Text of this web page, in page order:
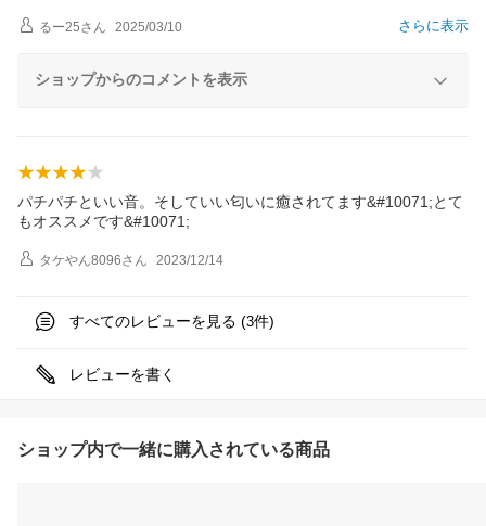
さらに表示
るー25さん 2025/03/10
ショップからのコメントを表示
パチパチといい音。そしていい匂いに癒されてます&#10071;とて
もオススメです&#10071;
タケやん8096さん 2023/12/14
すべてのレビューを見る (3件)
レビューを書く
ショップ内で一緒に購入されている商品